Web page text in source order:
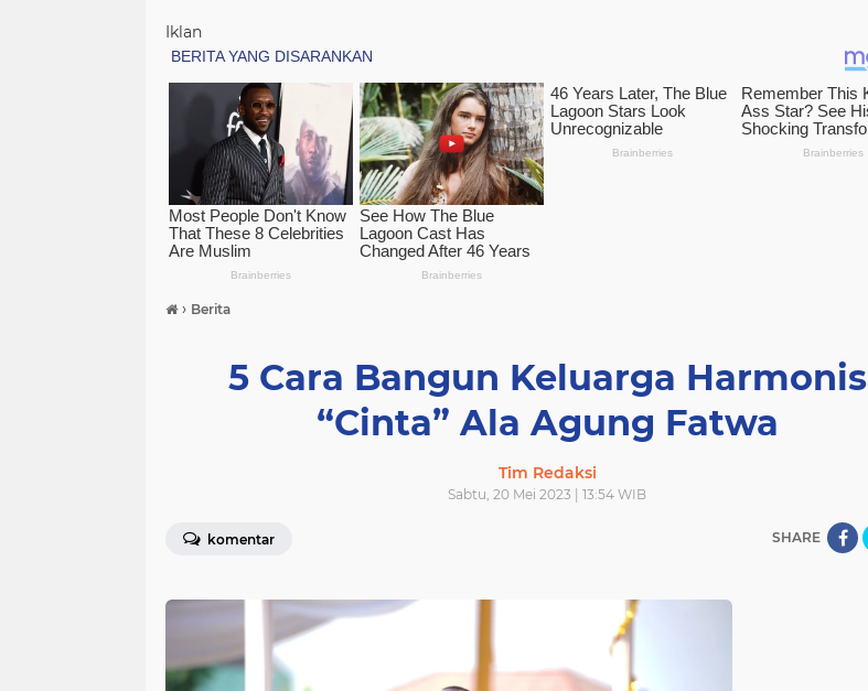
Iklan
› Berita
5 Cara Bangun Keluarga Harmonis
“Cinta” Ala Agung Fatwa
Tim Redaksi
Sabtu, 20 Mei 2023 | 13:54 WIB
komentar SHARE